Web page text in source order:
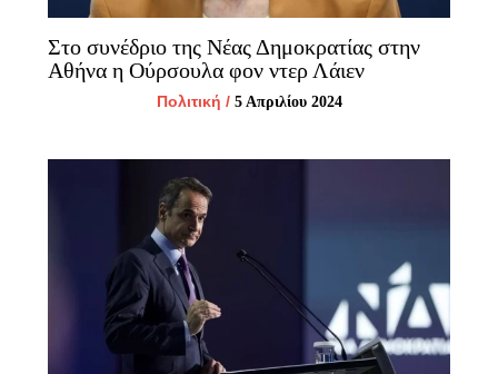
Στο συνέδριο της Νέας Δημοκρατίας στην
Αθήνα η Ούρσουλα φον ντερ Λάιεν
Πολιτική / 5 Απριλίου 2024